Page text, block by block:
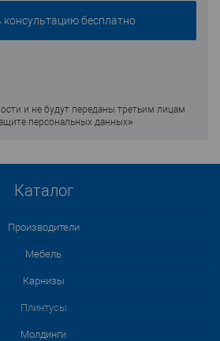
и не будут переданы третьим лицам
персональных данных»
Каталог
Производители
Мебель
Карнизы
Плинтусы
Молдинги